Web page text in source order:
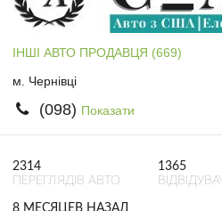
ІНШІ АВТО ПРОДАВЦЯ (669)
м. Чернівці
(098) Показати
2314
ПЕРЕГЛЯДІВ АВТО
1365
8 МЕСЯЦЕВ НАЗАД